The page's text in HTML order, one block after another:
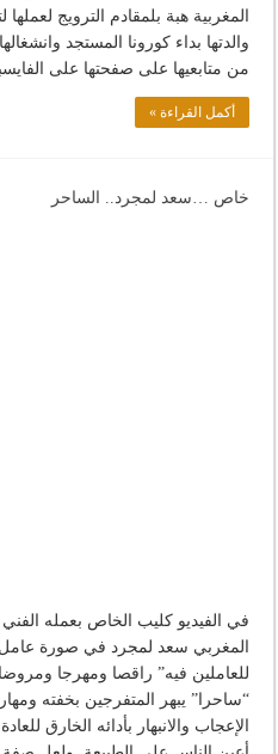
المغربية هبة بلمقادم الترويج
والدتها بداء كورونا المستجد
من متابعيها على صفحتها على
أكمل القراءة »
خاص …سعد لمجرد.. الساحر
في الفيديو كليب الخاص بعمله الفني
المغربي سعد لمجرد في صورة
للعاملين فيه” راقصا ومهرجا
“ساحرا” يبهر المتفرجين بخفته
الإعجاب والانبهار بأدائه الخارق